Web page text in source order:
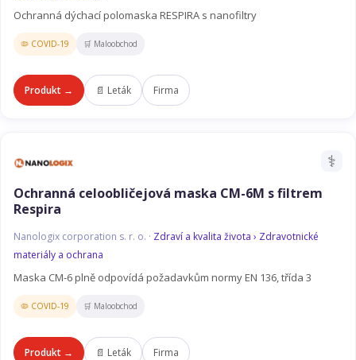
Ochranná dýchací polomaska RESPIRA s nanofiltry
🦠 COVID-19 🛒 Maloobchod
Produkt → 📄 Leták Firma
⚕️
Ochranná celoobličejová maska CM-6M s filtrem
Respira
Nanologix corporation s. r. o. · Zdraví a kvalita života › Zdravotnické
materiály a ochrana
Maska CM-6 plně odpovídá požadavkům normy EN 136, třída 3
🦠 COVID-19 🛒 Maloobchod
Produkt → 📄 Leták Firma